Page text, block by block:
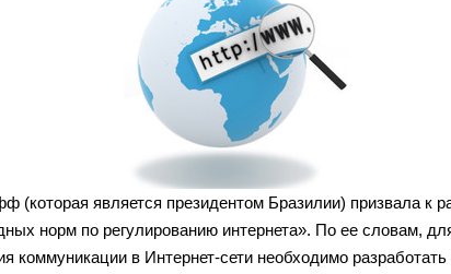
(которая является президентом Бразилии) призвала к
норм по регулированию интернета». По ее словам,
коммуникации в Интернет-сети необходимо